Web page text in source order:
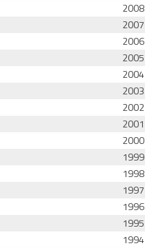
2008
2007
2006
2005
2004
2003
2002
2001
2000
1999
1998
1997
1996
1995
1994